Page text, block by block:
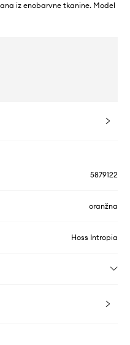
iz enobarvne tkanine. Model
5879122
oranžna
Hoss Intropia